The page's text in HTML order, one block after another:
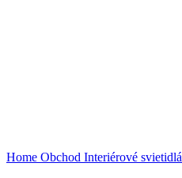
Home Obchod Interiérové svietidlá